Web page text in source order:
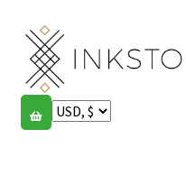
Aller
la
navigation
Aller
au
contenu
Boutique